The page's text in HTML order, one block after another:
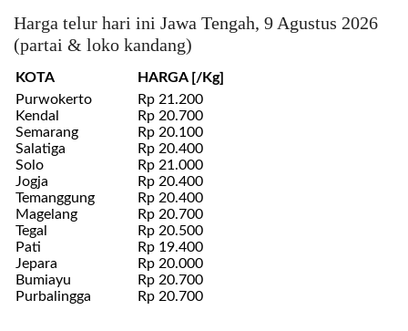
Harga telur hari ini Jawa Tengah, 9 Agustus 2026
(partai & loko kandang)
KOTA
HARGA [/Kg]
Purwokerto
Rp 21.200
Kendal
Rp 20.700
Semarang
Rp 20.100
Salatiga
Rp 20.400
Solo
Rp 21.000
Jogja
Rp 20.400
Temanggung
Rp 20.400
Magelang
Rp 20.700
Tegal
Rp 20.500
Pati
Rp 19.400
Jepara
Rp 20.000
Bumiayu
Rp 20.700
Purbalingga
Rp 20.700